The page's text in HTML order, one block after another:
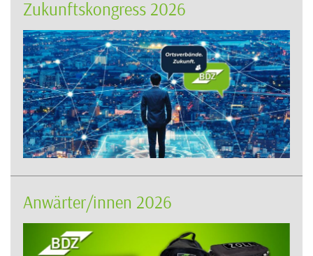
Zukunftskongress 2026
Anwärter/innen 2026